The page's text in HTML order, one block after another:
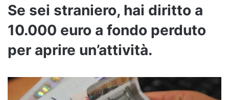
Se sei straniero, hai diritto a
10.000 euro a fondo perduto
per aprire un’attività.